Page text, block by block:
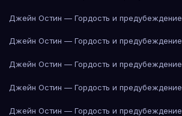
Джейн Остин — Гордость и предубеждение
Джейн Остин — Гордость и предубеждение
Джейн Остин — Гордость и предубеждение
Джейн Остин — Гордость и предубеждение
Джейн Остин — Гордость и предубеждение